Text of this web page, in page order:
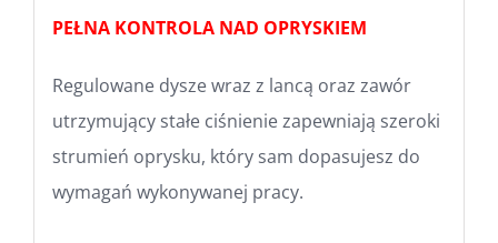
PEŁNA KONTROLA NAD OPRYSKIEM
Regulowane dysze wraz z lancą oraz zawór
utrzymujący stałe ciśnienie zapewniają szeroki
strumień oprysku, który sam dopasujesz do
wymagań wykonywanej pracy.